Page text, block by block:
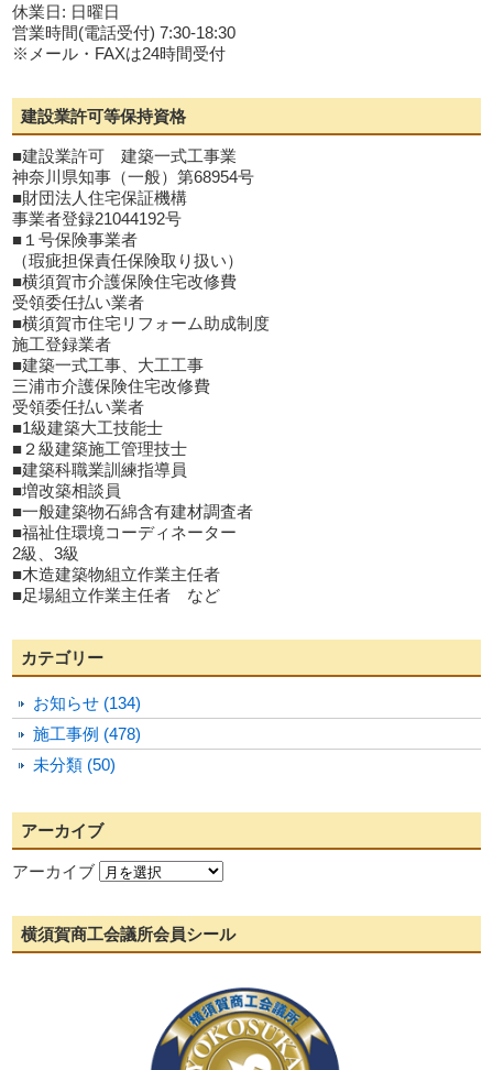
休業日: 日曜日
営業時間(電話受付) 7:30-18:30
※メール・FAXは24時間受付
建設業許可等保持資格
■建設業許可 建築一式工事業
神奈川県知事（一般）第68954号
■財団法人住宅保証機構
事業者登録21044192号
■１号保険事業者
（瑕疵担保責任保険取り扱い）
■横須賀市介護保険住宅改修費
受領委任払い業者
■横須賀市住宅リフォーム助成制度
施工登録業者
■建築一式工事、大工工事
三浦市介護保険住宅改修費
受領委任払い業者
■1級建築大工技能士
■２級建築施工管理技士
■建築科職業訓練指導員
■増改築相談員
■一般建築物石綿含有建材調査者
■福祉住環境コーディネーター
2級、3級
■木造建築物組立作業主任者
■足場組立作業主任者 など
カテゴリー
お知らせ (134)
施工事例 (478)
未分類 (50)
アーカイブ
アーカイブ
横須賀商工会議所会員シール